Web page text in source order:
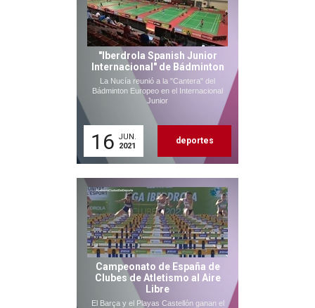
"Iberdrola Spanish Junior
Internacional" de Bádminton
La Nucía reunió a la "Cantera" del
Bádminton Europeo en el Internacional
Junior
16 JUN.
2021
deportes
Campeonato de España de
Clubes de Atletismo al Aire
Libre
El Barça y el Playas Castellón ganan el